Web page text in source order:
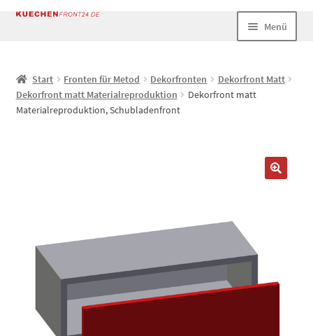
Zur
Zum
Menü
AGB
Kasse
Mein Konto
So funktionierts
Start Fronten für Metod Dekorfronten
Dekorfront Matt
Dekorfront matt Materialreproduktion
Dekorfront matt
Materialreproduktion, Schubladenfront